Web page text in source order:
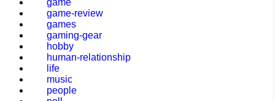
game-review
games
gaming-gear
hobby
human-relationship
life
music
people